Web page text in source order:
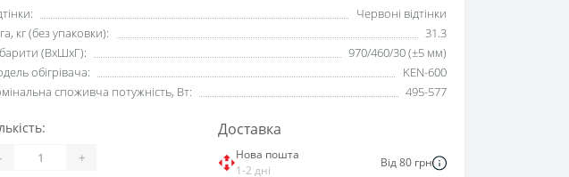
Червоні відтінки
кг (без упаковки):
31.3
(ВхШхГ):
970/460/30 (±5 мм)
обігрівача:
KEN-600
споживча потужність, Вт:
495-577
+
Доставка
Нова пошта
1-2 дні
Від 80 грн